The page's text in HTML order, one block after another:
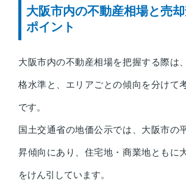
大阪市内の不動産相場と売
ポイント
大阪市内の不動産相場を把握する際は
格水準と、エリアごとの傾向を分けて
です。
国土交通省の地価公示では、大阪市の
昇傾向にあり、住宅地・商業地ともに
をけん引しています。